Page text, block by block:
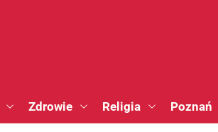
Zdrowie Religia Poznań